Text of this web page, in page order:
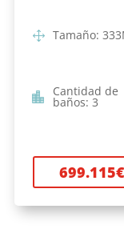
Tamaño: 333
Cantidad de
baños: 3
699.115€